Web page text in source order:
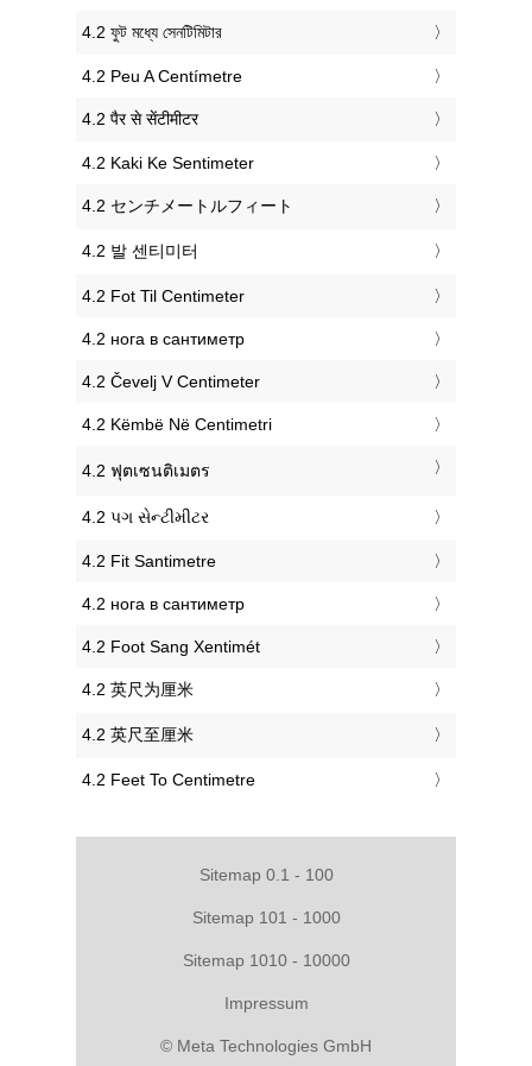
‎4.2 ফুট মধ্যে সেনটিমিটার
‎4.2 Peu A Centímetre
‎4.2 पैर से सेंटीमीटर
‎4.2 Kaki Ke Sentimeter
‎4.2 センチメートルフィート
‎4.2 발 센티미터
‎4.2 Fot Til Centimeter
‎4.2 нога в сантиметр
‎4.2 Čevelj V Centimeter
‎4.2 Këmbë Në Centimetri
‎4.2 ฟุตเซนติเมตร
‎4.2 પગ સેન્ટીમીટર
‎4.2 Fit Santimetre
‎4.2 нога в сантиметр
‎4.2 Foot Sang Xentimét
‎4.2 英尺为厘米
‎4.2 英尺至厘米
‎4.2 Feet To Centimetre
Sitemap 0.1 - 100
Sitemap 101 - 1000
Sitemap 1010 - 10000
Impressum
© Meta Technologies GmbH